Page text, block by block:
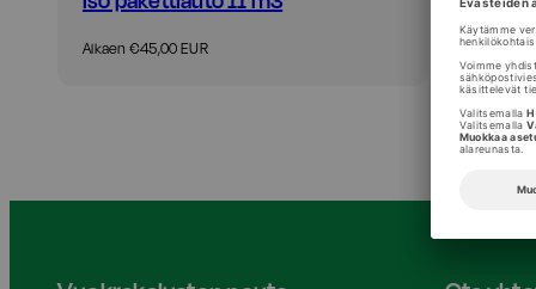
Hinta
Alkaen €45,00 EUR Hinta
Alkaen